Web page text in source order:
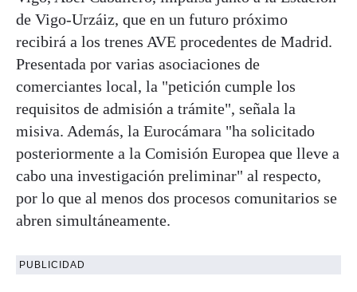
de Vigo-Urzáiz, que en un futuro próximo
recibirá a los trenes AVE procedentes de Madrid.
Presentada por varias asociaciones de
comerciantes local, la "petición cumple los
requisitos de admisión a trámite", señala la
misiva. Además, la Eurocámara "ha solicitado
posteriormente a la Comisión Europea que lleve a
cabo una investigación preliminar" al respecto,
por lo que al menos dos procesos comunitarios se
abren simultáneamente.
PUBLICIDAD